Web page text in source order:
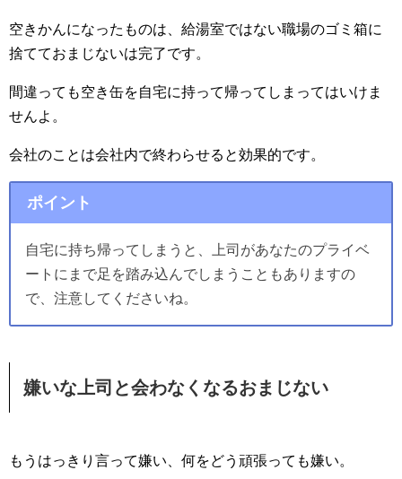
空きかんになったものは、給湯室ではない職場のゴミ箱に
捨てておまじないは完了です。
間違っても空き缶を自宅に持って帰ってしまってはいけま
せんよ。
会社のことは会社内で終わらせると効果的です。
ポイント
自宅に持ち帰ってしまうと、上司があなたのプライベ
ートにまで足を踏み込んでしまうこともありますの
で、注意してくださいね。
嫌いな上司と会わなくなるおまじない
もうはっきり言って嫌い、何をどう頑張っても嫌い。